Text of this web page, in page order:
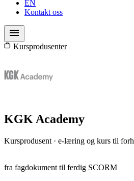
EN
Kontakt oss
menu
work Kursprodusenter
KGK Academy
Kursprodusent · e-læring og kurs til
fra fagdokument til ferdig SCORM